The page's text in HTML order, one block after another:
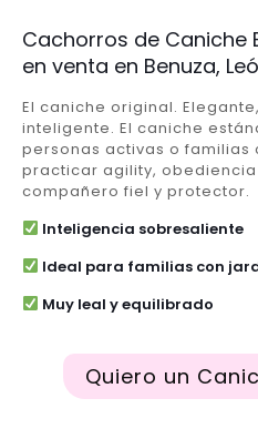
Cachorros de Caniche
en venta en Benuza,
El caniche original.
inteligente. El caniche
personas activas o familias
practicar agility,
compañero fiel y protector.
Inteligencia sobresaliente
Ideal para familias con
Muy leal y equilibrado
Quiero un